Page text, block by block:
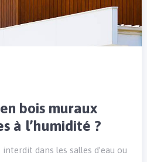
bois muraux
à l’humidité ?
dans les salles d’eau ou